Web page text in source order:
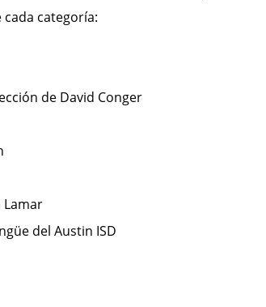
categoría:
de David Conger
Lamar
del Austin ISD